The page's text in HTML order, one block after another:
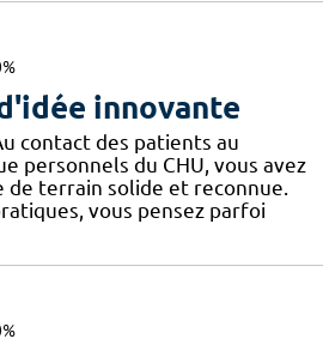
innovante
contact des patients au
personnels du CHU, vous avez
de terrain solide et reconnue.
vous pensez parfoi